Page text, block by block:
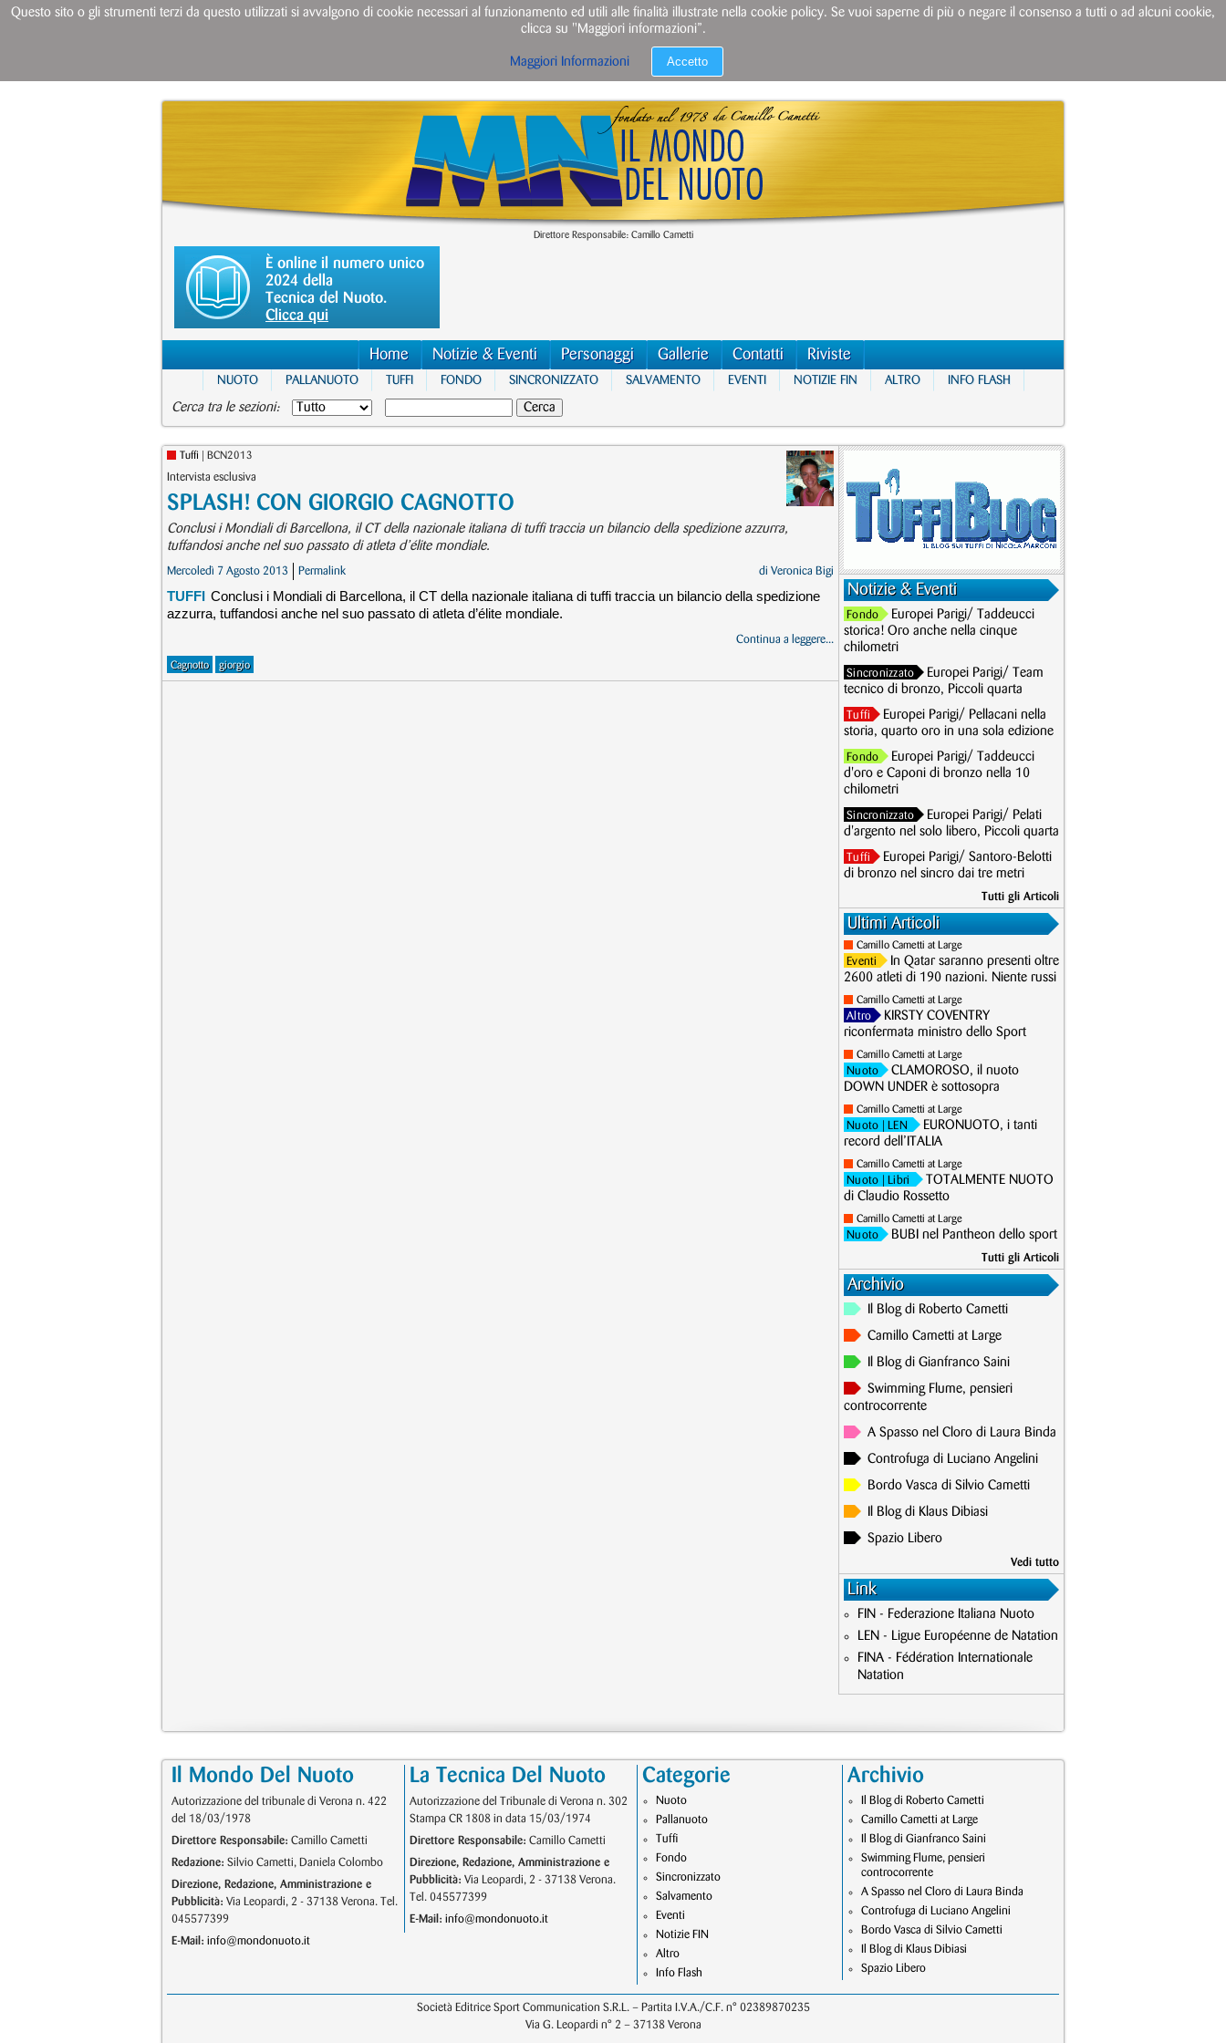
Direttore Responsabile: Camillo Cametti
È online il numero unico
2024 della
Tecnica del Nuoto.
Clicca qui
Home Notizie & Eventi Personaggi Gallerie Contatti Riviste
NUOTO PALLANUOTO TUFFI FONDO SINCRONIZZATO SALVAMENTO EVENTI NOTIZIE FIN ALTRO INFO FLASH
Cerca tra le sezioni:
Tuffi | BCN2013
Intervista esclusiva
SPLASH! CON GIORGIO CAGNOTTO
Conclusi i Mondiali di Barcellona, il CT della nazionale italiana di tuffi traccia un bilancio della spedizione azzurra,
tuffandosi anche nel suo passato di atleta d’élite mondiale.
Mercoledì 7 Agosto 2013 Permalink di Veronica Bigi
TUFFI Conclusi i Mondiali di Barcellona, il CT della nazionale italiana di tuffi traccia un bilancio della spedizione
azzurra, tuffandosi anche nel suo passato di atleta d’élite mondiale.
Continua a leggere...
Cagnotto giorgio
Notizie & Eventi
Fondo
Europei Parigi/ Taddeucci
storica! Oro anche nella cinque
chilometri
Sincronizzato
Europei Parigi/ Team
tecnico di bronzo, Piccoli quarta
Tuffi
Europei Parigi/ Pellacani nella
storia, quarto oro in una sola edizione
Fondo
Europei Parigi/ Taddeucci
d'oro e Caponi di bronzo nella 10
chilometri
Sincronizzato
Europei Parigi/ Pelati
d'argento nel solo libero, Piccoli quarta
Tuffi
Europei Parigi/ Santoro-Belotti
di bronzo nel sincro dai tre metri
Tutti gli Articoli
Ultimi Articoli
Camillo Cametti at Large
Eventi
In Qatar saranno presenti oltre
2600 atleti di 190 nazioni. Niente russi
Camillo Cametti at Large
Altro
KIRSTY COVENTRY
riconfermata ministro dello Sport
Camillo Cametti at Large
Nuoto
CLAMOROSO, il nuoto
DOWN UNDER è sottosopra
Camillo Cametti at Large
Nuoto | LEN
EURONUOTO, i tanti
record dell’ITALIA
Camillo Cametti at Large
Nuoto | Libri
TOTALMENTE NUOTO
di Claudio Rossetto
Camillo Cametti at Large
Nuoto BUBI nel Pantheon dello sport
Tutti gli Articoli
Archivio
Il Blog di Roberto Cametti
Camillo Cametti at Large
Il Blog di Gianfranco Saini
Swimming Flume, pensieri
controcorrente
A Spasso nel Cloro di Laura Binda
Controfuga di Luciano Angelini
Bordo Vasca di Silvio Cametti
Il Blog di Klaus Dibiasi
Spazio Libero
Vedi tutto
Link
FIN - Federazione Italiana Nuoto
LEN - Ligue Européenne de Natation
FINA - Fédération Internationale
Natation
Il Mondo Del Nuoto
Autorizzazione del tribunale di Verona n. 422
del 18/03/1978
Direttore Responsabile: Camillo Cametti
Redazione: Silvio Cametti, Daniela Colombo
Direzione, Redazione, Amministrazione e
Pubblicità: Via Leopardi, 2 - 37138 Verona. Tel.
045577399
E-Mail: info@mondonuoto.it
La Tecnica Del Nuoto
Autorizzazione del Tribunale di Verona n. 302
Stampa CR 1808 in data 15/03/1974
Direttore Responsabile: Camillo Cametti
Direzione, Redazione, Amministrazione e
Pubblicità: Via Leopardi, 2 - 37138 Verona.
Tel. 045577399
E-Mail: info@mondonuoto.it
Categorie
Nuoto
Pallanuoto
Tuffi
Fondo
Sincronizzato
Salvamento
Eventi
Notizie FIN
Altro
Info Flash
Archivio
Il Blog di Roberto Cametti
Camillo Cametti at Large
Il Blog di Gianfranco Saini
Swimming Flume, pensieri
controcorrente
A Spasso nel Cloro di Laura Binda
Controfuga di Luciano Angelini
Bordo Vasca di Silvio Cametti
Il Blog di Klaus Dibiasi
Spazio Libero
Società Editrice Sport Communication S.R.L. – Partita I.V.A./C.F. n° 02389870235
Via G. Leopardi n° 2 – 37138 Verona
Questo sito o gli strumenti terzi da questo utilizzati si avvalgono di cookie necessari al funzionamento ed utili alle finalità illustrate nella cookie policy. Se vuoi saperne di più o negare il consenso a tutti o ad alcuni cookie,
clicca su "Maggiori informazioni”.
Maggiori Informazioni Accetto